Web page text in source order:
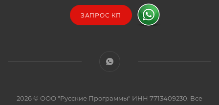
ЗАПРОС КП
2026 © ООО "Русские Программы" ИНН 7713409230. Все